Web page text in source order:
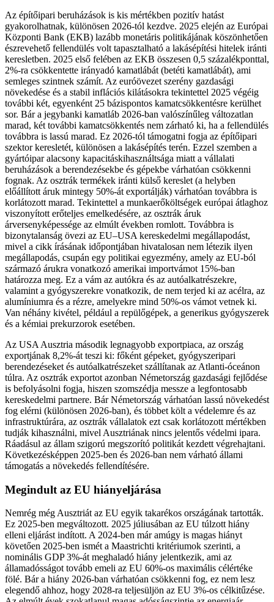
Az építőipari beruházások is kis mértékben pozitív hatást
gyakorolhatnak, különösen 2026-tól kezdve. 2025 elején az Európai
Központi Bank (EKB) lazább monetáris politikájának köszönhetően
észrevehető fellendülés volt tapasztalható a lakásépítési hitelek iránti
keresletben. 2025 első felében az EKB összesen 0,5 százalékponttal,
2%-ra csökkentette irányadó kamatlábát (betéti kamatlábát), ami
semleges szintnek számít. Az euróövezet szerény gazdasági
növekedése és a stabil inflációs kilátásokra tekintettel 2025 végéig
további két, egyenként 25 bázispontos kamatcsökkentésre kerülhet
sor. Bár a jegybanki kamatláb 2026-ban valószínűleg változatlan
marad, két további kamatcsökkentés nem zárható ki, ha a fellendülés
továbbra is lassú marad. Ez 2026-tól támogatni fogja az építőipari
szektor keresletét, különösen a lakásépítés terén. Ezzel szemben a
gyártóipar alacsony kapacitáskihasználtsága miatt a vállalati
beruházások a berendezésekbe és gépekbe várhatóan csökkenni
fognak. Az osztrák termékek iránti külső kereslet (a helyben
előállított áruk mintegy 50%-át exportálják) várhatóan továbbra is
korlátozott marad. Tekintettel a munkaerőköltségek európai átlaghoz
viszonyított erőteljes emelkedésére, az osztrák áruk
árversenyképessége az elmúlt években romlott. Továbbra is
bizonytalanság övezi az EU–USA kereskedelmi megállapodást,
mivel a cikk írásának időpontjában hivatalosan nem létezik ilyen
megállapodás, csupán egy politikai egyezmény, amely az EU-ból
származó árukra vonatkozó amerikai importvámot 15%-ban
határozza meg. Ez a vám az autókra és az autóalkatrészekre,
valamint a gyógyszerekre vonatkozik, de nem terjed ki az acélra, az
alumíniumra és a rézre, amelyekre mind 50%-os vámot vetnek ki.
Van néhány kivétel, például a repülőgépek, a generikus gyógyszerek
és a kémiai prekurzorok esetében.
Az USA Ausztria második legnagyobb exportpiaca, az ország
exportjának 8,2%-át teszi ki: főként gépeket, gyógyszeripari
berendezéseket és autóalkatrészeket szállítanak az Atlanti-óceánon
túlra. Az osztrák exportot azonban Németország gazdasági fejlődése
is befolyásolni fogja, hiszen szomszédja messze a legfontosabb
kereskedelmi partnere. Bár Németország várhatóan lassú növekedést
fog elérni (különösen 2026-ban), és többet költ a védelemre és az
infrastruktúrára, az osztrák vállalatok ezt csak korlátozott mértékben
tudják kihasználni, mivel Ausztriának nincs jelentős védelmi ipara.
Ráadásul az állam szigorú megszorító politikát kezdett végrehajtani.
Következésképpen 2025-ben és 2026-ban nem várható állami
támogatás a növekedés fellendítésére.
Megindult az EU hiányeljárása
Nemrég még Ausztriát az EU egyik takarékos országának tartották.
Ez 2025-ben megváltozott. 2025 júliusában az EU túlzott hiány
elleni eljárást indított. A 2024-ben már amúgy is magas hiányt
követően 2025-ben ismét a Maastrichti kritériumok szerinti, a
nominális GDP 3%-át meghaladó hiány jelentkezik, ami az
államadósságot tovább emeli az EU 60%-os maximális célértéke
fölé. Bár a hiány 2026-ban várhatóan csökkenni fog, ez nem lesz
elegendő ahhoz, hogy 2028-ra teljesüljön az EU 3%-os célkitűzése.